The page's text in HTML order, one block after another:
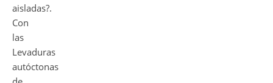
aisladas?.
Con
las
Levaduras
autóctonas